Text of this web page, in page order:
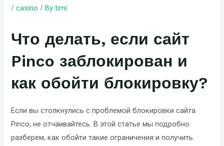
/casino / Bytimi
Что делать, если сайт
Pinco заблокирован и
как обойти блокировку?
Если вы столкнулись с проблемой блокировки сайта
Pinco, не отчаивайтесь. В этой статье мы подробно
разберем, как обойти такие ограничения и получить